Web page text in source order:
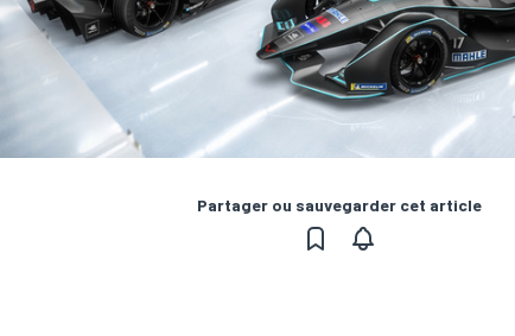
Partager ou sauvegarder cet article